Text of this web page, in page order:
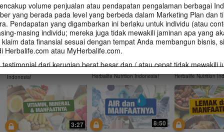
volume penjualan atau pendapatan pengalaman berbagai
yang berada pada level yang berbeda dalam Marketing Plan dan
Pendapatan yang digambarkan ini berlaku untuk individu (atau
masing individu; mereka juga tidak mewakili jaminan apa yang
data finansial sesuai dengan tempat Anda membangun bisnis,
Herbalife.com atau MyHerbalife.com.
dari kerugian berat besar dan / atau cepat tidak mewakili
mungkin kehilangan atau tingkat di mana setiap individu dapat
berat badan. Penurunan berat badan individu tergantung pada
kebiasaan makan dan diet, berat badan mulai, dan latihan. Untuk
penurunan berat badan sesuai dengan tempat Anda membangun
di Career Book atau MyHerbalife.com.
berkonsultasi dengan dokter secara personal sebelum memulai
6:19
Collagen Plus Powder dan
Manfaatnya
Temukan Info Collagen Plus
video training yang di bawakan
Indonesia!
10:49
Dasar-dasar Perawatan
Kulit
Temukan apa itu Dasar-dasar
series video training yang di
Herbalife Nutrition Indonesia!
Immunoturmeric
Manfaatnya
series video training
Herbalife Nutrition
3:27
8:50